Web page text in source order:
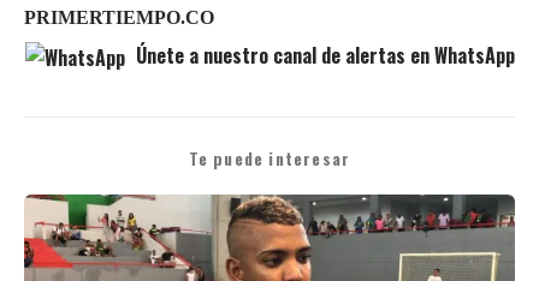
PRIMERTIEMPO.CO
Únete a nuestro canal de alertas en WhatsApp
Te puede interesar